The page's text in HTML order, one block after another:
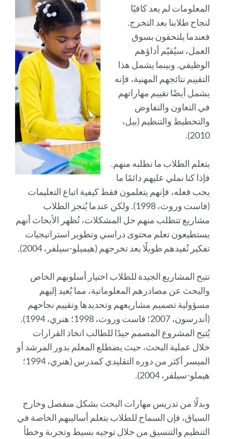
المعلومات لم يعد كافيًا
لنجاح طلابنا بعد التخرج.
فعندما يلتحقون بسوق
العمل، سيُقيّم أداؤهم
الوظيفي. وبينما يشمل هذا
التقييم نتائجهم المهنية، فإنه
يشمل أيضًا تقييم مهاراتهم
في التعاون والتفاوض
والتخطيط والتنظيم (بيل،
2010).
يتعلم الطلاب ما نطلبه منهم.
فإذا كنا نملي عليهم دائمًا ما
يجب فعله، فإنهم يتعلمون فقط كيفية اتباع التعليمات
(فاست وروث، 1998). ولكن عندما يُنجز الطلاب
مشاريع تتطلب منهم حل المشكلات، تُظهر الأبحاث أنهم
يستطيعون تعلم محتوى دراسي وتطوير استراتيجيات
تفكير تُفيدهم طويلًا بعد تخرجهم (هيميلو-سيلفر، 2004).
تتيح المشاريع الجيدة للطلاب اختيار أسلوبهم الخاص
والبحث عن مصادرهم المعلوماتية، مما يُعيد إليهم
مسؤولية تصميم مشاريعهم وتحديدها وتقييم نجاحهم
(أندرسون، 2007؛ فاست وروث، 1998؛ هنري، 1994).
يُتيح المشروع المصمم جيدًا للطالب اتخاذ القرارات
خلال عملية البحث، حيث يضطلع المعلم بدور المرشد أو
الميسر أكثر من دوره التقليدي كمدرس (هنري، 1994؛
هيملو-سيلفر، 2004).
وبدلًا من تدريس مهارات البحث بشكل منفصل وخارج
السياق، فإن السماح للطلاب بتعلم أساليبهم الخاصة في
التنظيم والتنسيق من خلال توجيه بسيط وتجربة وخطأ